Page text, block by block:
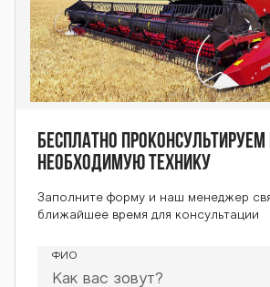
254К
BTZ-
254К
BTZ-254К
Бесплатно
необходимую технику
Заполните форму и наш менеджер
ближайшее время для консультации
ФИО